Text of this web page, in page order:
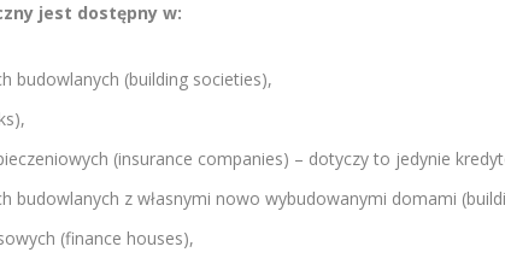
jest dostępny w:
budowlanych (building societies),
(insurance companies) – dotyczy to jedynie
budowlanych z własnymi nowo wybudowanymi domami
(finance houses),